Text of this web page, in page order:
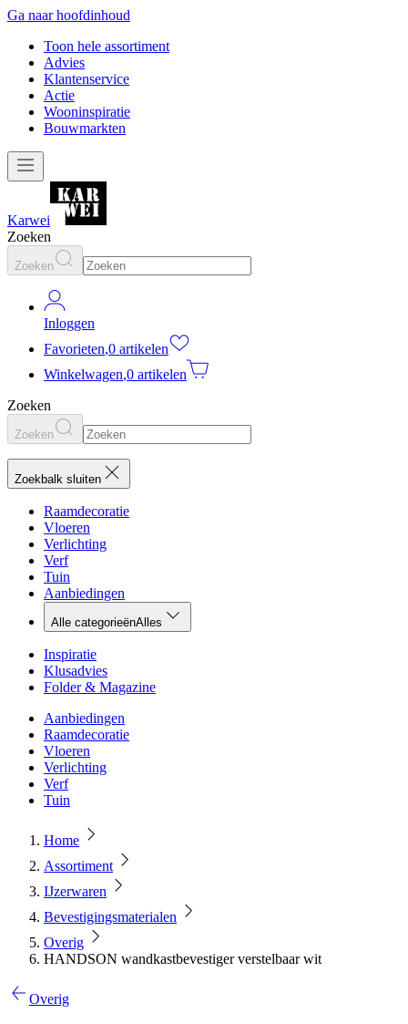
Ga naar hoofdinhoud
Toon hele assortiment
Advies
Klantenservice
Actie
Wooninspiratie
Bouwmarkten
Karwei
Zoeken
Zoeken
Inloggen
Favorieten,0 artikelen
Winkelwagen,0 artikelen
Zoeken
Zoeken
Zoekbalk sluiten
Raamdecoratie
Vloeren
Verlichting
Verf
Tuin
Aanbiedingen
Alle categorieënAlles
Inspiratie
Klusadvies
Folder & Magazine
Aanbiedingen
Raamdecoratie
Vloeren
Verlichting
Verf
Tuin
Home
Assortiment
IJzerwaren
Bevestigingsmaterialen
Overig
HANDSON wandkastbevestiger verstelbaar wit
Overig